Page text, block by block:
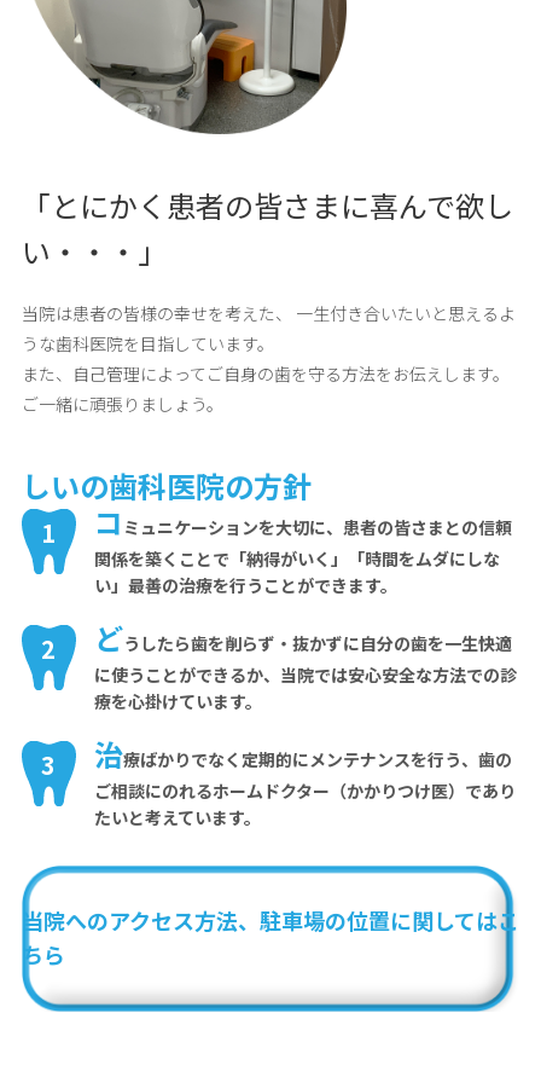
「とにかく患者の皆さまに喜んで欲し
い・・・」
当院は患者の皆様の幸せを考えた、
一生付き合いたいと思えるよ
うな歯科医院を目指しています。
また、自己管理によってご自身の歯を守る方法をお伝えします。
ご一緒に頑張りましょう。
しいの歯科医院の方針
1 コ ミュニケーションを大切に、患者の皆さまとの信頼
関係を築くことで「納得がいく」「時間をムダにしな
い」最善の治療を行うことができます。
2 どうしたら歯を削らず・抜かずに自分の歯を一生快適
に使うことができるか、当院では安心安全な方法での診
療を心掛けています。
3 治療ばかりでなく定期的にメンテナンスを行う、歯の
ご相談にのれるホームドクター（かかりつけ医）であり
たいと考えています。
当院へのアクセス方法、駐車場の位置に関してはこ
ちら